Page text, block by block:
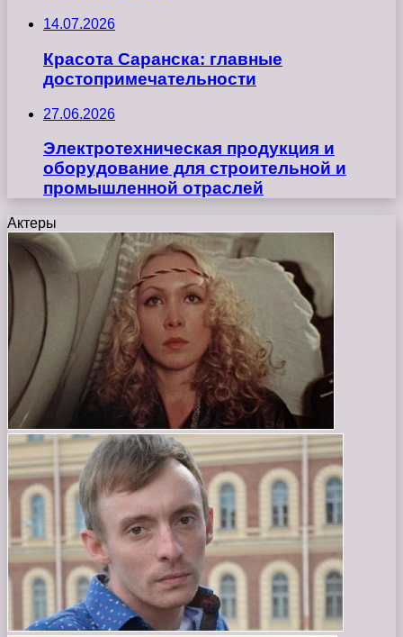
14.07.2026
Красота Саранска: главные
достопримечательности
27.06.2026
Электротехническая продукция и
оборудование для строительной и
промышленной отраслей
Актеры